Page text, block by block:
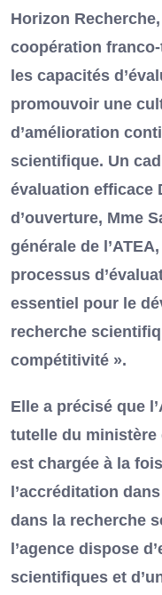
Horizon
coopération
les capacités
promouvoir une
d’amélioration
scientifique. Un
évaluation efficace
d’ouverture, Mme
générale de
processus
essentiel pour le
recherche
compétitivité ».
Elle a précisé que
tutelle du ministère
est chargée à la
l’accréditation
dans la recherche
l’agence dispose
scientifiques et